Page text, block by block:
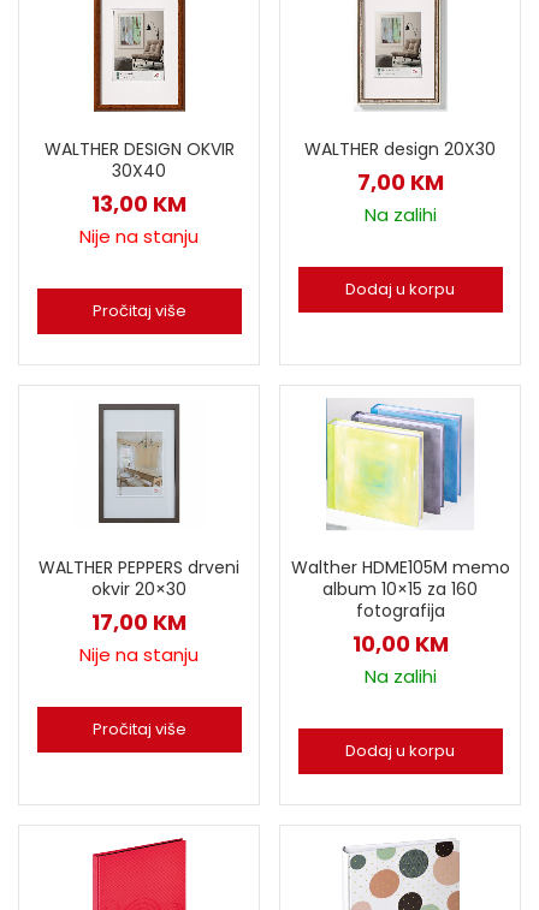
WALTHER DESIGN OKVIR
30X40
13,00 KM
Nije na stanju
Pročitaj više
WALTHER design 20X30
7,00 KM
Na zalihi
Dodaj u korpu
WALTHER PEPPERS drveni
okvir 20×30
17,00 KM
Nije na stanju
Pročitaj više
Walther HDME105M memo
album 10×15 za 160
fotografija
10,00 KM
Na zalihi
Dodaj u korpu